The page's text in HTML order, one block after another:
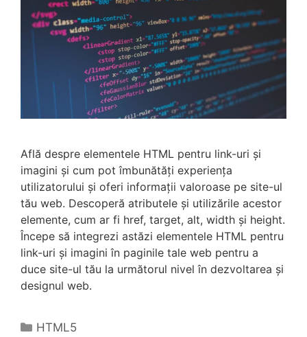
Află despre elementele HTML pentru link-uri și
imagini și cum pot îmbunătăți experiența
utilizatorului și oferi informații valoroase pe site-ul
tău web. Descoperă atributele și utilizările acestor
elemente, cum ar fi href, target, alt, width și height.
Începe să integrezi astăzi elementele HTML pentru
link-uri și imagini în paginile tale web pentru a
duce site-ul tău la următorul nivel în dezvoltarea și
designul web.
Categories
HTML5